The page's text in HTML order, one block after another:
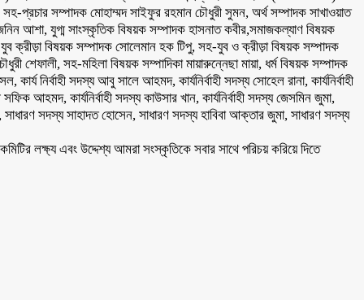
সম্পাদক মোহাম্মদ সাইফুর রহমান চৌধুরী সুমন, অর্থ সম্পাদক সাখাওয়াত
আশা, যুগ্ম সাংস্কৃতিক বিষয়ক সম্পাদক হাসনাত কবীর,সমাজকল্যাণ বিষয়ক
ক্রীড়া বিষয়ক সম্পাদক সোলেমান হক টিপু, সহ-যুব ও ক্রীড়া বিষয়ক সম্পাদক
শেফালী, সহ-মহিলা বিষয়ক সম্পাদিকা মায়ারুন্নেছা মায়া, ধর্ম বিষয়ক সম্পাদক
সদস্য আবু সালে আহমদ, কার্যনির্বাহী সদস্য সোহেল রানা, কার্যনির্বাহী
সফিক আহমদ, কার্যনির্বাহী সদস্য কাউসার খান, কার্যনির্বাহী সদস্য জেসমিন জুমা,
সদস্য সাহাদত হোসেন, সাধারণ সদস্য হাবিবা আক্তার জুমা, সাধারণ সদস্য
লক্ষ্য এবং উদ্দেশ্য আমরা সংস্কৃতিকে সবার সাথে পরিচয় করিয়ে দিতে